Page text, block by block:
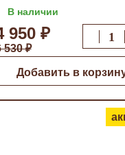
1121 шар. 40 мм
врезной о/н
В наличии
950 ₽
530 ₽
Добавить в